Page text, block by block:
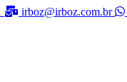
irboz@irboz.com.br